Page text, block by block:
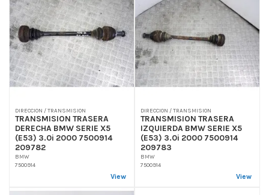
DIRECCION / TRANSMISION
TRANSMISION TRASERA
DERECHA BMW SERIE X5
(E53) 3.0i 2000 7500914
209782
BMW
7500914
View
DIRECCION / TRANSMISION
TRANSMISION TRASERA
IZQUIERDA BMW SERIE X5
(E53) 3.0i 2000 7500914
209783
BMW
7500914
View